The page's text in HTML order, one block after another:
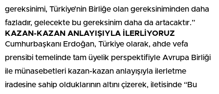
gereksinimi, Türkiye’nin Birliğe olan gereksiniminden daha
fazladır, gelecekte bu gereksinim daha da artacaktır.”
KAZAN-KAZAN ANLAYIŞIYLA İLERLİYORUZ
Cumhurbaşkanı Erdoğan, Türkiye olarak, ahde vefa
prensibi temelinde tam üyelik perspektifiyle Avrupa Birliği
ile münasebetleri kazan-kazan anlayışıyla ilerletme
iradesine sahip olduklarının altını çizerek, iletisinde “Bu